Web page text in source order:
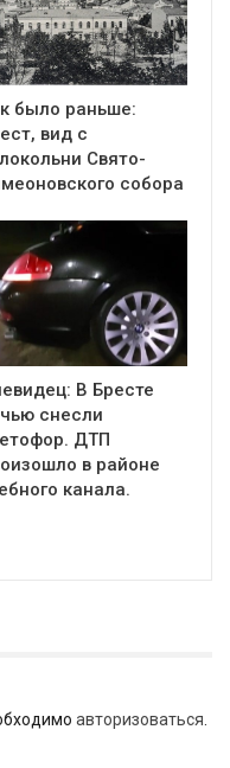
было раньше:
вид с
Cвято-
собора
В Бресте
снесли
ДТП
в районе
канала.
авторизоваться